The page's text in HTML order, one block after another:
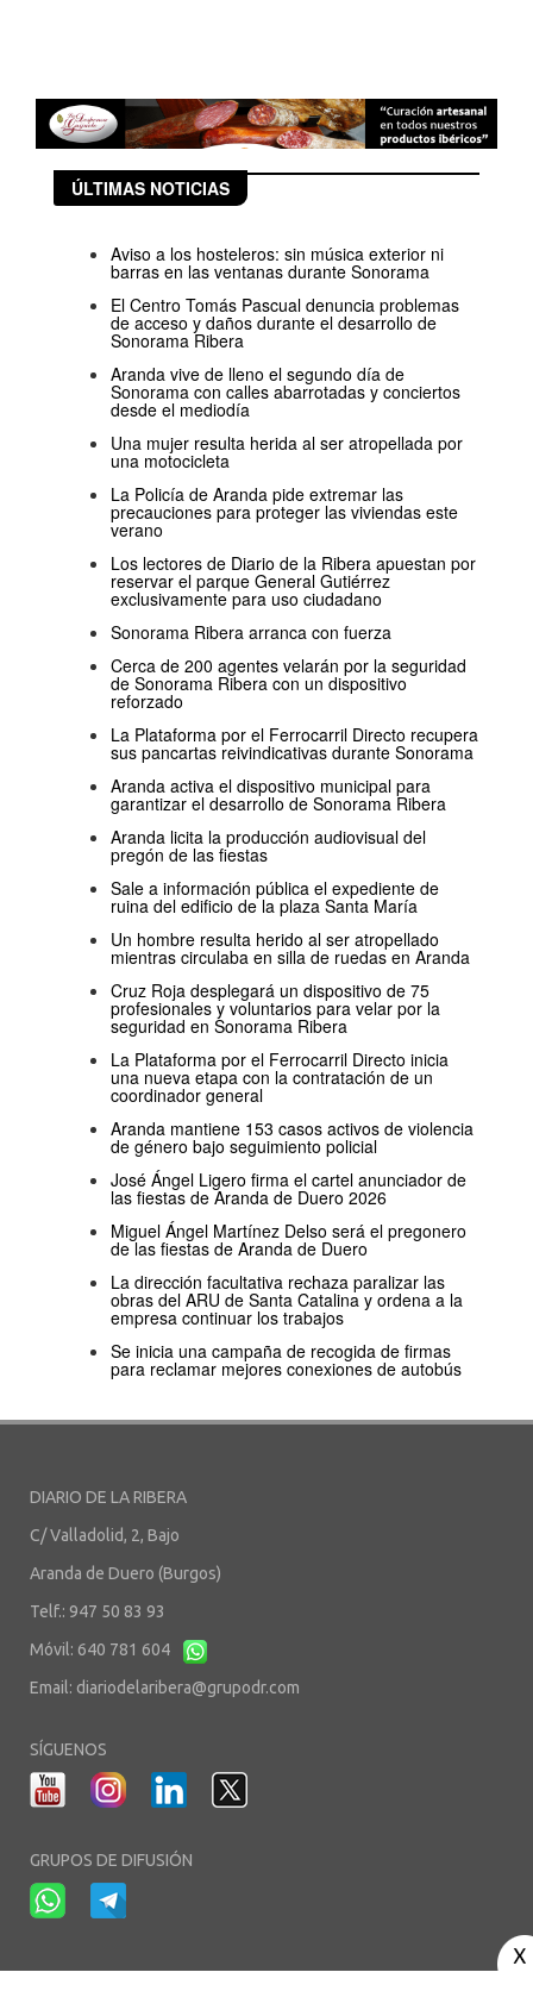
ÚLTIMAS NOTICIAS
Aviso a los hosteleros: sin música exterior ni
barras en las ventanas durante Sonorama
El Centro Tomás Pascual denuncia problemas
de acceso y daños durante el desarrollo de
Sonorama Ribera
Aranda vive de lleno el segundo día de
Sonorama con calles abarrotadas y conciertos
desde el mediodía
Una mujer resulta herida al ser atropellada por
una motocicleta
La Policía de Aranda pide extremar las
precauciones para proteger las viviendas este
verano
Los lectores de Diario de la Ribera apuestan por
reservar el parque General Gutiérrez
exclusivamente para uso ciudadano
Sonorama Ribera arranca con fuerza
Cerca de 200 agentes velarán por la seguridad
de Sonorama Ribera con un dispositivo
reforzado
La Plataforma por el Ferrocarril Directo recupera
sus pancartas reivindicativas durante Sonorama
Aranda activa el dispositivo municipal para
garantizar el desarrollo de Sonorama Ribera
Aranda licita la producción audiovisual del
pregón de las fiestas
Sale a información pública el expediente de
ruina del edificio de la plaza Santa María
Un hombre resulta herido al ser atropellado
mientras circulaba en silla de ruedas en Aranda
Cruz Roja desplegará un dispositivo de 75
profesionales y voluntarios para velar por la
seguridad en Sonorama Ribera
La Plataforma por el Ferrocarril Directo inicia
una nueva etapa con la contratación de un
coordinador general
Aranda mantiene 153 casos activos de violencia
de género bajo seguimiento policial
José Ángel Ligero firma el cartel anunciador de
las fiestas de Aranda de Duero 2026
Miguel Ángel Martínez Delso será el pregonero
de las fiestas de Aranda de Duero
La dirección facultativa rechaza paralizar las
obras del ARU de Santa Catalina y ordena a la
empresa continuar los trabajos
Se inicia una campaña de recogida de firmas
para reclamar mejores conexiones de autobús
DIARIO DE LA RIBERA
C/ Valladolid, 2, Bajo
Aranda de Duero (Burgos)
Telf.: 947 50 83 93
Móvil: 640 781 604
Email: diariodelaribera@grupodr.com
SÍGUENOS
GRUPOS DE DIFUSIÓN